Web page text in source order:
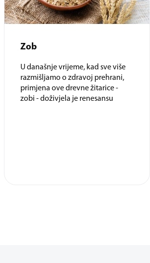
Zob
U današnje vrijeme, kad sve više
razmišljamo o zdravoj prehrani,
primjena ove drevne žitarice -
zobi - doživjela je renesansu